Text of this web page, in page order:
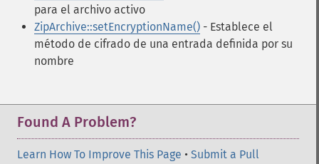
para el archivo activo
ZipArchive::setEncryptionName() - Establece el
método de cifrado de una entrada definida por su
nombre
Found A Problem?
Learn How To Improve This Page • Submit a Pull